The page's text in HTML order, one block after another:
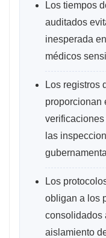
Los tiempos
auditados
inesperada
médicos
Los registros
proporcionan
las
Los
obligan a los
consolidados
aislamiento